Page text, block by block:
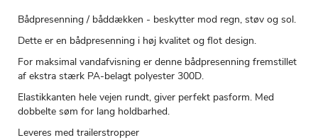
Bådpresenning / båddækken - beskytter mod regn, støv og sol.
Dette er en bådpresenning i høj kvalitet og flot design.
For maksimal vandafvisning er denne bådpresenning fremstillet
af ekstra stærk PA-belagt polyester 300D.
Elastikkanten hele vejen rundt, giver perfekt pasform. Med
dobbelte søm for lang holdbarhed.
Leveres med trailerstropper